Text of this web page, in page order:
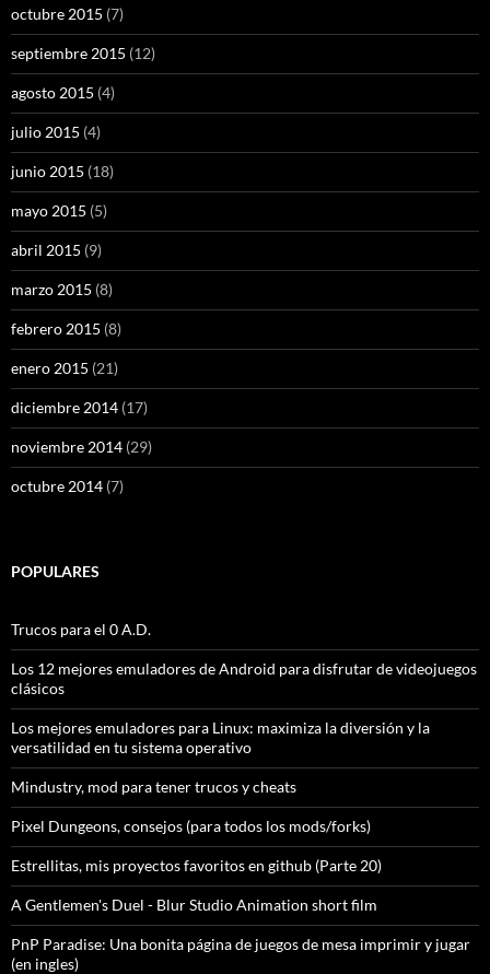
octubre 2015 (7)
septiembre 2015 (12)
agosto 2015 (4)
julio 2015 (4)
junio 2015 (18)
mayo 2015 (5)
abril 2015 (9)
marzo 2015 (8)
febrero 2015 (8)
enero 2015 (21)
diciembre 2014 (17)
noviembre 2014 (29)
octubre 2014 (7)
POPULARES
Trucos para el 0 A.D.
Los 12 mejores emuladores de Android para disfrutar de videojuegos
clásicos
Los mejores emuladores para Linux: maximiza la diversión y la
versatilidad en tu sistema operativo
Mindustry, mod para tener trucos y cheats
Pixel Dungeons, consejos (para todos los mods/forks)
Estrellitas, mis proyectos favoritos en github (Parte 20)
A Gentlemen's Duel - Blur Studio Animation short film
PnP Paradise: Una bonita página de juegos de mesa imprimir y jugar
(en ingles)